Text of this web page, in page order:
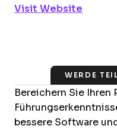
Visit Website
WERDE
Bereichern Sie
bessere Software